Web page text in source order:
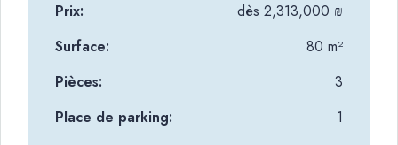
Prix: dès 2,313,000 ₪
Surface:
80 m²
Pièces:
3
Place de parking:
1